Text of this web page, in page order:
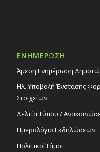
ΕΝΗΜΕΡΩΣΗ
Άμεση Ενημέρωση
Ηλ. Υποβολή Ένστασης
Στοιχείων
Δελτία Τύπου /
Ημερολόγιο Εκδηλώσεων
Πολιτικοί Γάμοι